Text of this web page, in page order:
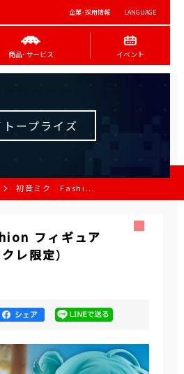
企業･採用情報 LANGUAGE
商品･サービス イベント
トープライズ
初音ミク Fashi...
フィギュア
レ限定）